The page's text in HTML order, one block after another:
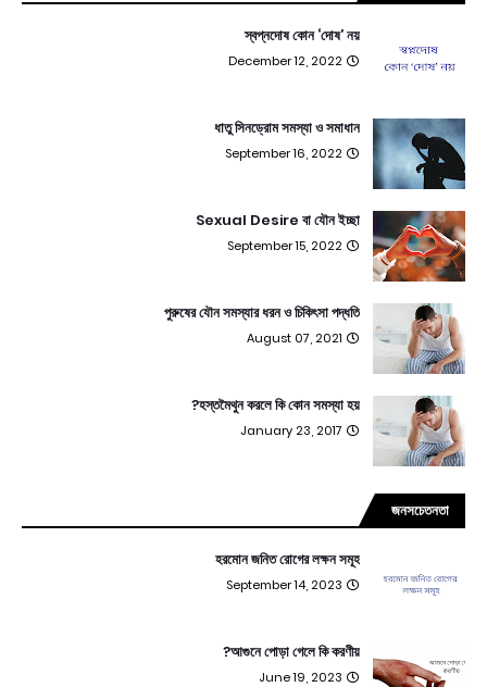
স্বপ্নদোষ কোন ‘দোষ’ নয়
December 12, 2022
ধাতু সিনড্রোম সমস্যা ও সমাধান
September 16, 2022
Sexual Desire বা যৌন ইচ্ছা
September 15, 2022
পুরুষের যৌন সমস্যার ধরন ও চিকিৎসা পদ্ধতি
August 07, 2021
হস্তমৈথুন করলে কি কোন সমস্যা হয়?
January 23, 2017
জনসচেতনতা
হরমোন জনিত রোগের লক্ষন সমূহ
September 14, 2023
আগুনে পোড়া গেলে কি করণীয়?
June 19, 2023